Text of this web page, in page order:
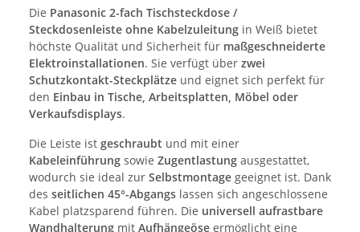
Die Panasonic 2-fach Tischsteckdose /
Steckdosenleiste ohne Kabelzuleitung in Weiß bietet
höchste Qualität und Sicherheit für maßgeschneiderte
Elektroinstallationen. Sie verfügt über zwei
Schutzkontakt-Steckplätze und eignet sich perfekt für
den Einbau in Tische, Arbeitsplatten, Möbel oder
Verkaufsdisplays.
Die Leiste ist geschraubt und mit einer
Kabeleinführung sowie Zugentlastung ausgestattet,
wodurch sie ideal zur Selbstmontage geeignet ist. Dank
des seitlichen 45°-Abgangs lassen sich angeschlossene
Kabel platzsparend führen. Die universell aufrastbare
Wandhalterung mit Aufhängeöse ermöglicht eine